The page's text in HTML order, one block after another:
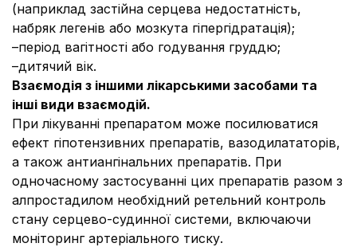
(наприклад застійна серцева недостатність,
набряк легенів або мозкута гіпергідратація);
–період вагітності або годування груддю;
–дитячий вік.
Взаємодія з іншими лікарськими засобами та
інші види взаємодій.
При лікуванні препаратом може посилюватися
ефект гіпотензивних препаратів, вазодилататорів,
а також антиангінальних препаратів. При
одночасному застосуванні цих препаратів разом з
алпростадилом необхідний ретельний контроль
стану серцево-судинної системи, включаючи
моніторинг артеріального тиску.